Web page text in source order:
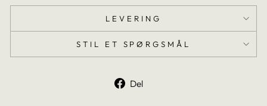
LEVERING
STIL ET SPØRGSMÅL
Del